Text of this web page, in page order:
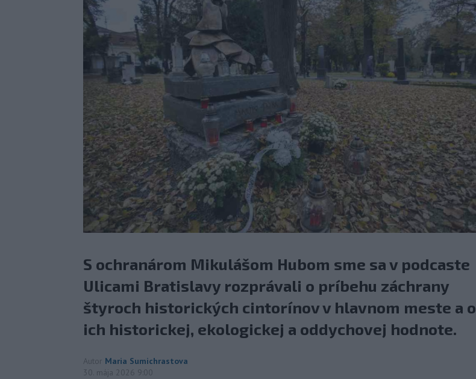
S ochranárom Mikulášom Hubom sme sa v podcaste
Ulicami Bratislavy rozprávali o príbehu záchrany
štyroch historických cintorínov v hlavnom meste a o
ich historickej, ekologickej a oddychovej hodnote.
Autor Maria Sumichrastova
30. mája 2026 9:00